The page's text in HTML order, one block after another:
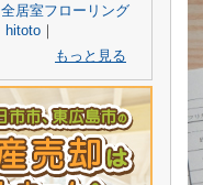
全居室フローリング
hitoto ｜
もっと見る